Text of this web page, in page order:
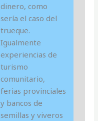
dinero, como
sería el caso del
trueque.
Igualmente
experiencias de
turismo
comunitario,
ferias provinciales
y bancos de
semillas y viveros